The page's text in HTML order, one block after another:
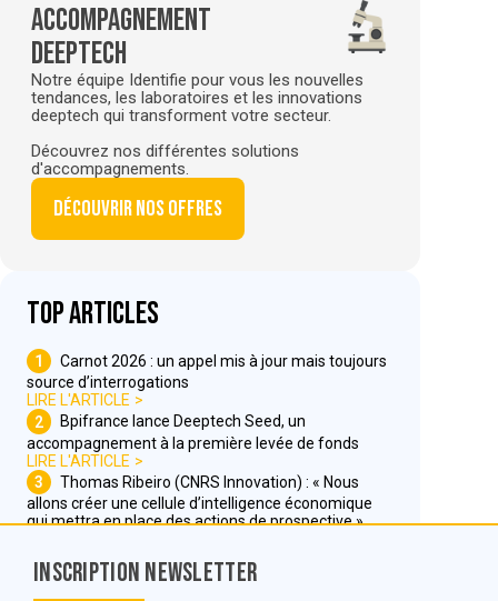
Accompagnement
deeptech
Notre équipe Identifie pour vous les nouvelles
tendances, les laboratoires et les innovations
deeptech qui transforment votre secteur.
Découvrez nos différentes solutions
d'accompagnements.
Découvrir nos offres
Top articles
1
Carnot 2026 : un appel mis à jour mais toujours
source d’interrogations
LIRE L'ARTICLE
2
Bpifrance lance Deeptech Seed, un
accompagnement à la première levée de fonds
LIRE L'ARTICLE
3
Thomas Ribeiro (CNRS Innovation) : « Nous
allons créer une cellule d’intelligence économique
qui mettra en place des actions de prospective »
Inscription Newsletter